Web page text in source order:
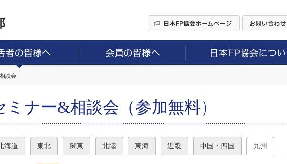
談会
ミナー&相談会（参加無料）
海道 東北 関東 北陸 東海 近畿 中国・四国 九州